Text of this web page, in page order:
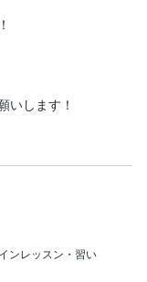
いします！
ンレッスン・習い